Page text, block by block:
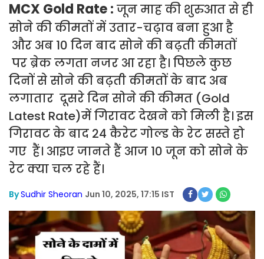
MCX Gold Rate : जून माह की शुरुआत से ही
सोने की कीमतों में उतार-चढ़ाव बना हुआ है
और अब 10 दिन बाद सोने की बढ़ती कीमतों
पर ब्रेक लगता नजर आ रहा है। पिछले कुछ
दिनों से सोने की बढ़ती कीमतों के बाद अब
लगातार दूसरे दिन सोने की कीमत (Gold
Latest Rate)में गिरावट देखने को मिली है। इस
गिरावट के बाद 24 कैरेट गोल्ड के रेट सस्ते हो
गए हैं। आइए जानते हैं आज 10 जून को सोने के
रेट क्या चल रहे हैं।
BySudhir Sheoran Jun 10, 2025, 17:15 IST